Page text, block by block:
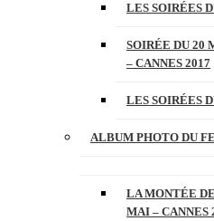
LES SOIRÉES
SOIRÉE DU 20
– CANNES 2017
LES SOIRÉES
ALBUM PHOTO DU
LA MONTÉE
MAI – CANNES